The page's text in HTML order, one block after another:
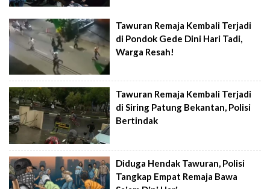
Tawuran Remaja Kembali Terjadi
di Pondok Gede Dini Hari Tadi,
Warga Resah!
Tawuran Remaja Kembali Terjadi
di Siring Patung Bekantan, Polisi
Bertindak
Diduga Hendak Tawuran, Polisi
Tangkap Empat Remaja Bawa